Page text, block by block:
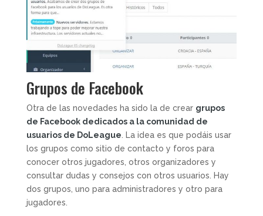
Grupos de Facebook
Otra de las novedades ha sido la de crear grupos
de Facebook dedicados a la comunidad de
usuarios de DoLeague . La idea es que podáis usar
los grupos como sitio de contacto y foros para
conocer otros jugadores, otros organizadores y
consultar dudas y consejos con otros usuarios. Hay
dos grupos, uno para administradores y otro para
jugadores.